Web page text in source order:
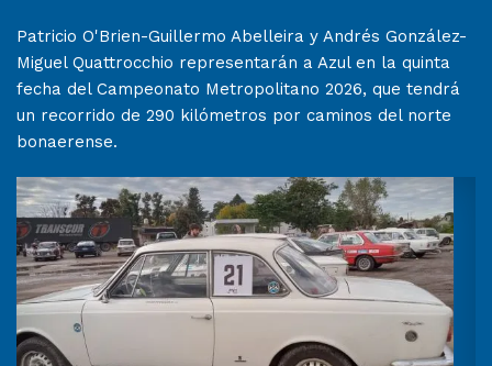
Patricio O'Brien-Guillermo Abelleira y Andrés González-
Miguel Quattrocchio representarán a Azul en la quinta
fecha del Campeonato Metropolitano 2026, que tendrá
un recorrido de 290 kilómetros por caminos del norte
bonaerense.